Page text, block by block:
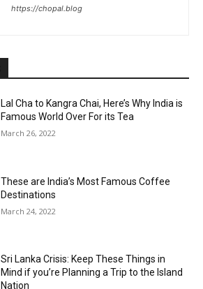
https://chopal.blog
Lal Cha to Kangra Chai, Here’s Why India is
Famous World Over For its Tea
March 26, 2022
These are India’s Most Famous Coffee
Destinations
March 24, 2022
Sri Lanka Crisis: Keep These Things in
Mind if you’re Planning a Trip to the Island
Nation